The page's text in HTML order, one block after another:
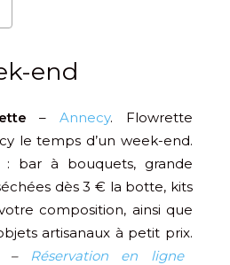
end
–Annecy. Flowrette
le temps d’un week-end.
: bar à bouquets, grande
dès 3 € la botte, kits
composition, ainsi que
artisanaux à petit prix.
– Réservation en ligne